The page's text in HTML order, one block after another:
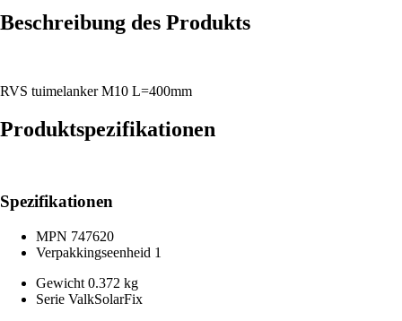
Beschreibung des Produkts
RVS tuimelanker M10 L=400mm
Produktspezifikationen
Spezifikationen
MPN 747620
Verpakkingseenheid 1
Gewicht 0.372 kg
Serie ValkSolarFix